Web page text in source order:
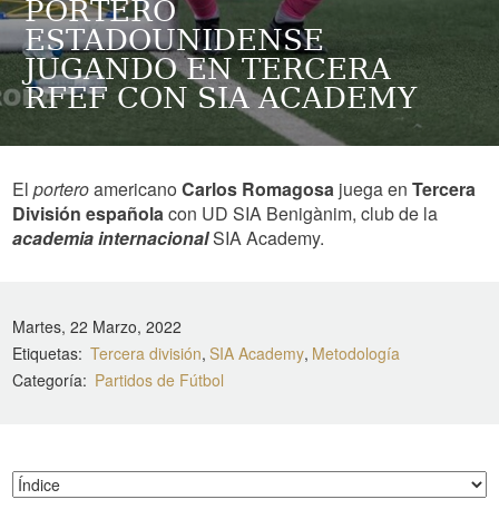
PORTERO
ESTADOUNIDENSE
JUGANDO EN TERCERA
RFEF CON SIA ACADEMY
ElporteroamericanoCarlos Romagosa juega enTercera
División españolacon UD SIA Benigànim, club de la
academia internacionalSIA Academy.
Martes, 22 Marzo, 2022
Etiquetas Tercera división SIA Academy Metodología
Categoría Partidos de Fútbol